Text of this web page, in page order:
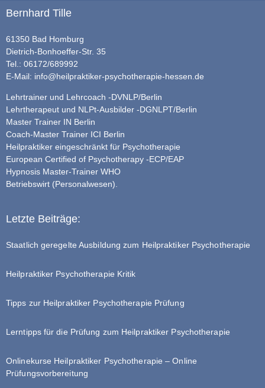
Bernhard Tille
61350 Bad Homburg
Dietrich-Bonhoeffer-Str. 35
Tel.: 06172/689992
E-Mail: info@heilpraktiker-psychotherapie-hessen.de
Lehrtrainer und Lehrcoach -DVNLP/Berlin
Lehrtherapeut und NLPt-Ausbilder -DGNLPT/Berlin
Master Trainer IN Berlin
Coach-Master Trainer ICI Berlin
Heilpraktiker eingeschränkt für Psychotherapie
European Certified of Psychotherapy -ECP/EAP
Hypnosis Master-Trainer WHO
Betriebswirt (Personalwesen).
Letzte Beiträge:
Staatlich geregelte Ausbildung zum Heilpraktiker Psychotherapie
Heilpraktiker Psychotherapie Kritik
Tipps zur Heilpraktiker Psychotherapie Prüfung
Lerntipps für die Prüfung zum Heilpraktiker Psychotherapie
Onlinekurse Heilpraktiker Psychotherapie – Online
Prüfungsvorbereitung